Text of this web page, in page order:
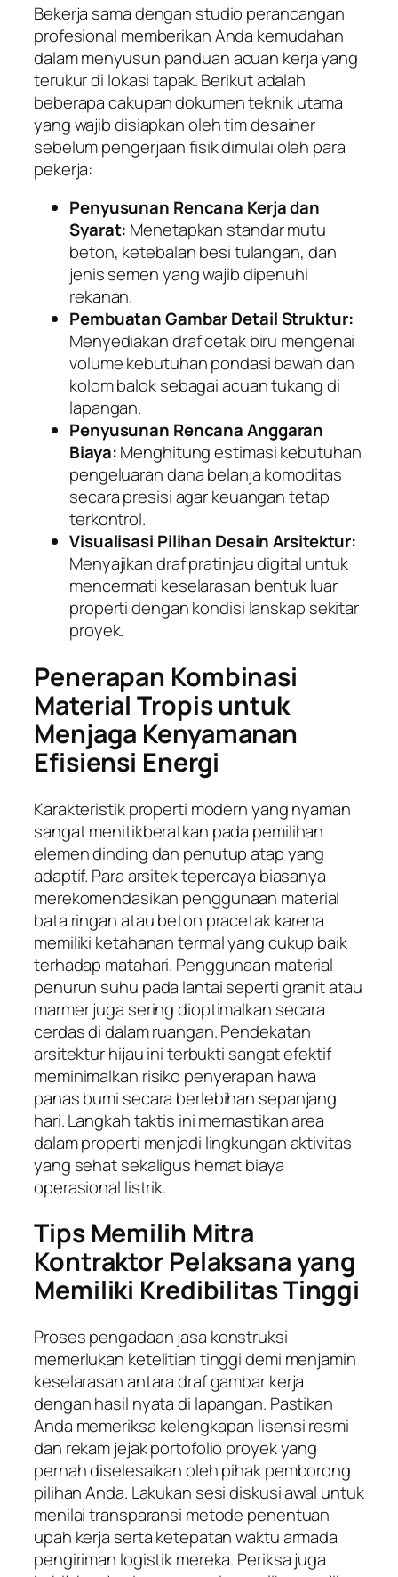
Bekerja sama dengan studio perancangan
profesional memberikan Anda kemudahan
dalam menyusun panduan acuan kerja yang
terukur di lokasi tapak. Berikut adalah
beberapa cakupan dokumen teknik utama
yang wajib disiapkan oleh tim desainer
sebelum pengerjaan fisik dimulai oleh para
pekerja:
Penyusunan Rencana Kerja dan
Syarat: Menetapkan standar mutu
beton, ketebalan besi tulangan, dan
jenis semen yang wajib dipenuhi
rekanan.
Pembuatan Gambar Detail Struktur:
Menyediakan draf cetak biru mengenai
volume kebutuhan pondasi bawah dan
kolom balok sebagai acuan tukang di
lapangan.
Penyusunan Rencana Anggaran
Biaya:Menghitung estimasi kebutuhan
pengeluaran dana belanja komoditas
secara presisi agar keuangan tetap
terkontrol.
Visualisasi Pilihan Desain Arsitektur:
Menyajikan draf pratinjau digital untuk
mencermati keselarasan bentuk luar
properti dengan kondisi lanskap sekitar
proyek.
Penerapan Kombinasi
Material Tropis untuk
Menjaga Kenyamanan
Efisiensi Energi
Karakteristik properti modern yang nyaman
sangat menitikberatkan pada pemilihan
elemen dinding dan penutup atap yang
adaptif. Para arsitek tepercaya biasanya
merekomendasikan penggunaan material
bata ringan atau beton pracetak karena
memiliki ketahanan termal yang cukup baik
terhadap matahari. Penggunaan material
penurun suhu pada lantai seperti granit atau
marmer juga sering dioptimalkan secara
cerdas di dalam ruangan. Pendekatan
arsitektur hijau ini terbukti sangat efektif
meminimalkan risiko penyerapan hawa
panas bumi secara berlebihan sepanjang
hari. Langkah taktis ini memastikan area
dalam properti menjadi lingkungan aktivitas
yang sehat sekaligus hemat biaya
operasional listrik.
Tips Memilih Mitra
Kontraktor Pelaksana yang
Memiliki Kredibilitas Tinggi
Proses pengadaan jasa konstruksi
memerlukan ketelitian tinggi demi menjamin
keselarasan antara draf gambar kerja
dengan hasil nyata di lapangan. Pastikan
Anda memeriksa kelengkapan lisensi resmi
dan rekam jejak portofolio proyek yang
pernah diselesaikan oleh pihak pemborong
pilihan Anda. Lakukan sesi diskusi awal untuk
menilai transparansi metode penentuan
upah kerja serta ketepatan waktu armada
pengiriman logistik mereka. Periksa juga